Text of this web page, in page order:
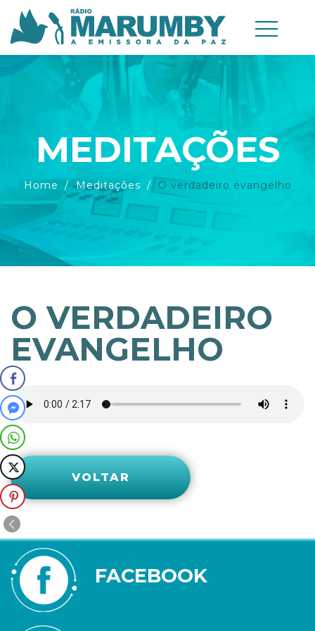
MEDITAÇÕES
Home Meditações O verdadeiro evangelho
O VERDADEIRO
EVANGELHO
VOLTAR
FACEBOOK